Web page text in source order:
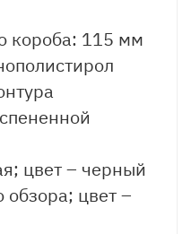
короба: 115 мм
цвет – черный
обзора; цвет –